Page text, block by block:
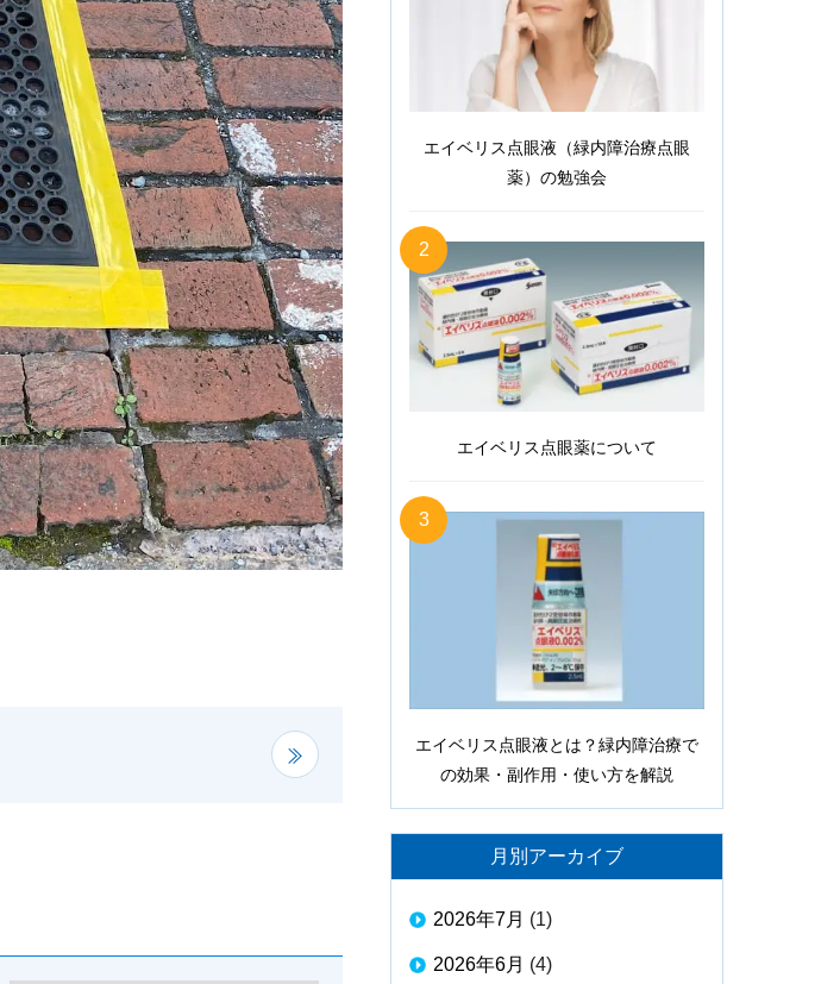
エイベリス点眼液（緑内障治療点眼
薬）の勉強会
2
エイベリス点眼薬について
3
エイベリス点眼液とは？緑内障治療で
の効果・副作用・使い方を解説
月別アーカイブ
2026年7月 (1)
2026年6月 (4)